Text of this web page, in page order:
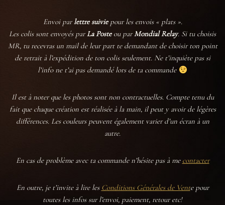
Envoi parlettre suiviepour les envois « plats ».
Les colis sont envoyés parLa Posteou parMondial Relay. Si tu choisis
MR, tu recevras un mail de leur part te demandant de choisir ton point
de retrait à l’expédition de ton colis seulement. Ne t’inquiète pas si
l’info ne t’ai pas demandé lors de ta commande
Il est à noter que les photos sont non contractuelles. Compte tenu du
fait que chaque création est réalisée à la main, il peut y avoir de légères
différences. Les couleurs peuvent également varier d’un écran à un
autre.
En cas de problème avec ta commande n’hésite pas à me contacter
En outre, je t’invite à lire les Conditions Générales de Vente pour
toutes les infos sur l’envoi, paiement, retour etc!